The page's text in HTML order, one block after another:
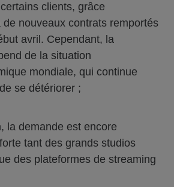
clients, grâce
de nouveaux contrats remportés
avril. Cependant, la
de la situation
mondiale, qui continue
se détériorer ;
la demande est encore
tant des grands studios
des plateformes de streaming